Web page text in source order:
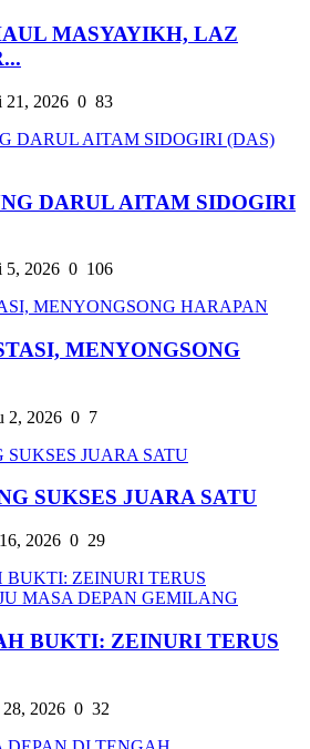
MASYAYIKH, LAZ
21, 2026 0 83
DARUL AITAM SIDOGIRI
5, 2026 0 106
MENYONGSONG
2, 2026 0 7
SUKSES JUARA SATU
2026 0 29
BUKTI: ZEINURI TERUS
28, 2026 0 32